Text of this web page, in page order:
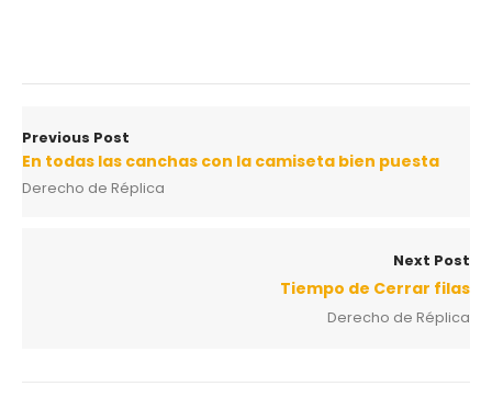
Previous Post
En todas las canchas con la camiseta bien puesta
Derecho de Réplica
Next Post
Tiempo de Cerrar filas
Derecho de Réplica